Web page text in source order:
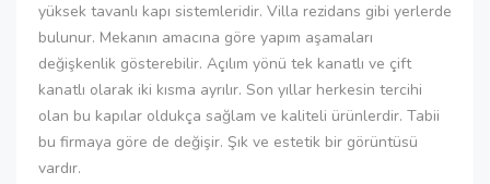
yüksek tavanlı kapı sistemleridir. Villa rezidans gibi yerlerde
bulunur. Mekanın amacına göre yapım aşamaları
değişkenlik gösterebilir. Açılım yönü tek kanatlı ve çift
kanatlı olarak iki kısma ayrılır. Son yıllar herkesin tercihi
olan bu kapılar oldukça sağlam ve kaliteli ürünlerdir. Tabii
bu firmaya göre de değişir. Şık ve estetik bir görüntüsü
vardır.